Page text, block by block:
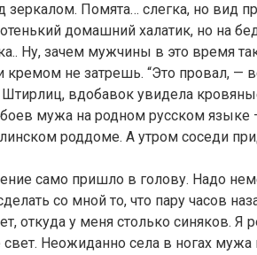
зеркалом. Помята… слегка, но вид
домашний халатик, но на
Ну, зачем мужчины в это время
кремом не затрешь. “Это провал, —
вдобавок увидела
мужа на родном русском языке
роддоме. А утром соседи
само пришло в голову. Надо
со мной то, что пару часов
откуда у меня столько синяков.
Неожиданно села в ногах